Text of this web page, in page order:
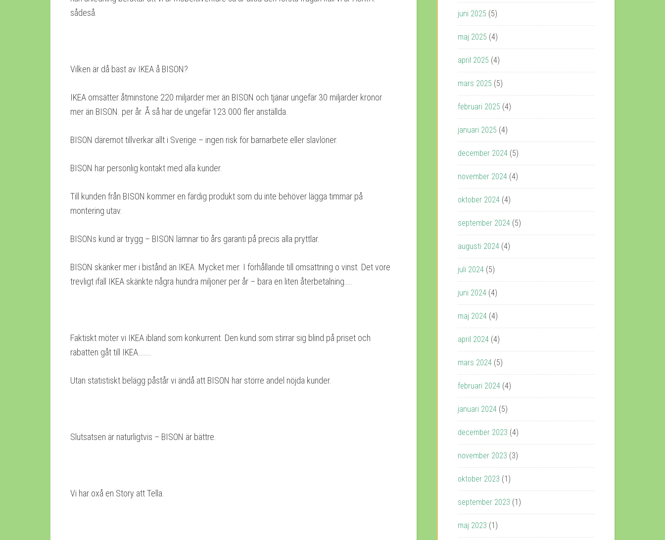
sådeså.
Vilken är då bäst av IKEA å BISON?
IKEA omsätter åtminstone 220 miljarder mer än BISON och tjänar ungefär 30 miljarder kronor
mer än BISON. per år. Å så har de ungefär 123.000 fler anställda.
BISON däremot tillverkar allt i Sverige – ingen risk för barnarbete eller slavlöner.
BISON har personlig kontakt med alla kunder.
Till kunden från BISON kommer en färdig produkt som du inte behöver lägga timmar på
montering utav.
BISONs kund är trygg – BISON lämnar tio års garanti på precis alla pryttlar.
BISON skänker mer i bistånd än IKEA. Mycket mer. I förhållande till omsättning o vinst. Det vore
trevligt ifall IKEA skänkte några hundra miljoner per år – bara en liten återbetalning…..
Faktiskt möter vi IKEA ibland som konkurrent. Den kund som stirrar sig blind på priset och
rabatten gåt till IKEA………
Utan statistiskt belägg påstår vi ändå att BISON har större andel nöjda kunder.
Slutsatsen är naturligtvis – BISON är bättre.
Vi har oxå en Story att Tella.
juni 2025 (5)
maj 2025 (4)
april 2025 (4)
mars 2025 (5)
februari 2025 (4)
januari 2025 (4)
december 2024 (5)
november 2024 (4)
oktober 2024 (4)
september 2024 (5)
augusti 2024 (4)
juli 2024 (5)
juni 2024 (4)
maj 2024 (4)
april 2024 (4)
mars 2024 (5)
februari 2024 (4)
januari 2024 (5)
december 2023 (4)
november 2023 (3)
oktober 2023 (1)
september 2023 (1)
maj 2023 (1)